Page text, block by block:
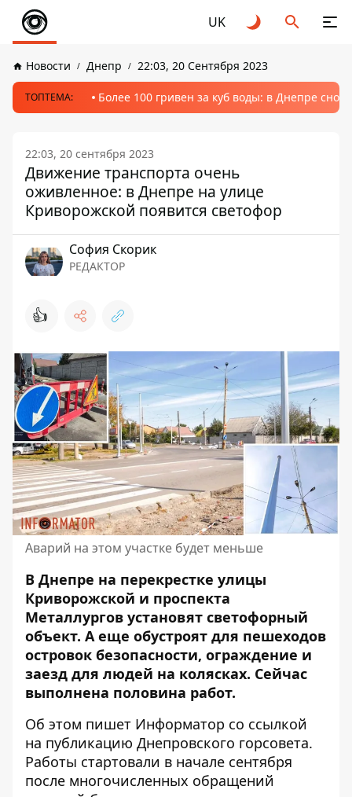
UK
Новости Днепр 22:03, 20 Сентября 2023
ТОПТЕМА: Более 100 гривен за куб воды: в Днепре
22:03, 20 сентября 2023
Движение транспорта очень
оживленное: в Днепре на улице
Криворожской появится светофор
София Скорик
РЕДАКТОР
👍
Аварий на этом участке будет меньше
В Днепре на перекрестке улицы
Криворожской и проспекта
Металлургов установят светофорный
объект. А еще обустроят для пешеходов
островок безопасности, ограждение и
заезд для людей на колясках. Сейчас
выполнена половина работ.
Об этом пишет Информатор со ссылкой
на публикацию Днепровского горсовета.
Работы стартовали в начале сентября
после многочисленных обращений